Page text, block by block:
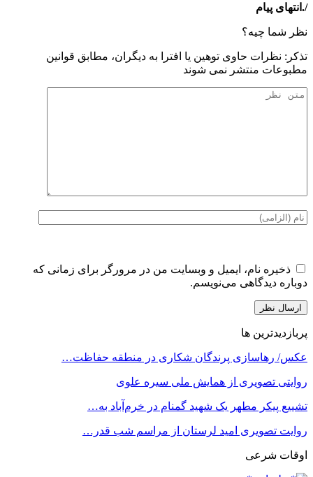
/.انتهای پیام
نظر شما چیه؟
تذكر: نظرات حاوی توهين يا افترا به ديگران، مطابق قوانين
مطبوعات منتشر نمی شوند
ذخیره نام، ایمیل و وبسایت من در مرورگر برای زمانی که
دوباره دیدگاهی می‌نویسم.
پربازدیدترین ها
عکس/ رهاسازی پرندگان شکاری در منطقه حفاظت…
روایتی تصویری از همایش ملی سیره علوی
تشییع پیکر مطهر یک شهید گمنام در خرم‌آباد به…
روایت تصویری امید لرستان از مراسم شب قدر…
اوقات شرعی